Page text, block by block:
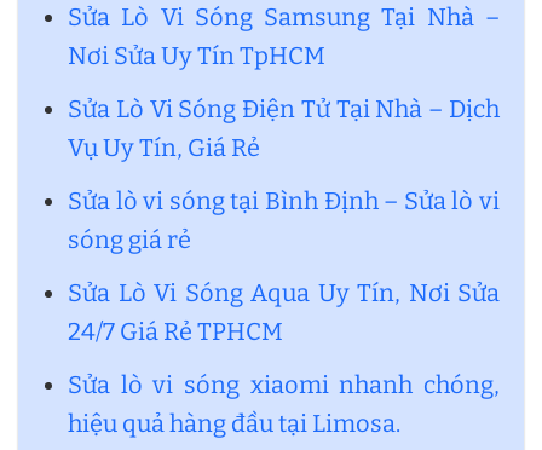
Sửa Lò Vi Sóng Samsung Tại Nhà –
Nơi Sửa Uy Tín TpHCM
Sửa Lò Vi Sóng Điện Tử Tại Nhà – Dịch
Vụ Uy Tín, Giá Rẻ
Sửa lò vi sóng tại Bình Định – Sửa lò vi
sóng giá rẻ
Sửa Lò Vi Sóng Aqua Uy Tín, Nơi Sửa
24/7 Giá Rẻ TPHCM
Sửa lò vi sóng xiaomi nhanh chóng,
hiệu quả hàng đầu tại Limosa.